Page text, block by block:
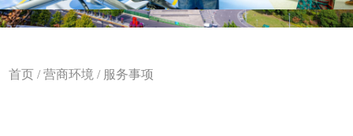
首页 /营商环境 / 服务事项